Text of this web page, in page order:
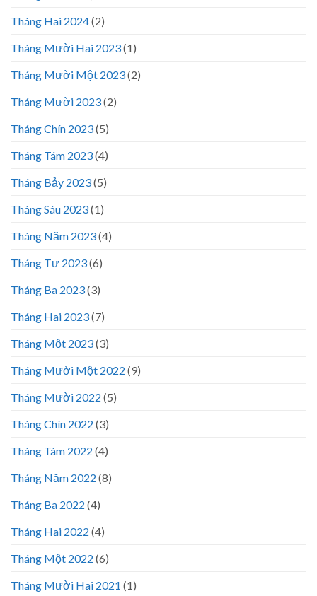
Tháng Hai 2024(2)
Tháng Mười Hai 2023(1)
Tháng Mười Một 2023(2)
Tháng Mười 2023(2)
Tháng Chín 2023(5)
Tháng Tám 2023(4)
Tháng Bảy 2023(5)
Tháng Sáu 2023(1)
Tháng Năm 2023(4)
Tháng Tư 2023(6)
Tháng Ba 2023(3)
Tháng Hai 2023(7)
Tháng Một 2023(3)
Tháng Mười Một 2022 (9)
Tháng Mười 2022 (5)
Tháng Chín 2022 (3)
Tháng Tám 2022 (4)
Tháng Năm 2022 (8)
Tháng Ba 2022 (4)
Tháng Hai 2022 (4)
Tháng Một 2022 (6)
Tháng Mười Hai 2021 (1)